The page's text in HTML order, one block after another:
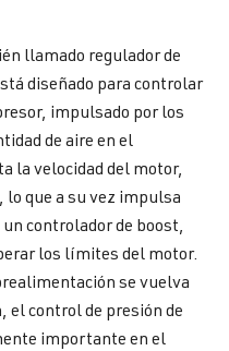
llamado regulador de
diseñado para controlar
impulsado por los
de aire en el
la velocidad del motor,
lo que a su vez impulsa
controlador de boost,
los límites del motor.
se vuelva
el control de presión de
importante en el